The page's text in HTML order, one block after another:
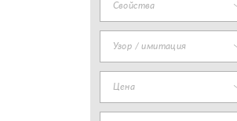
Свойства
Узор / имитация
Цена